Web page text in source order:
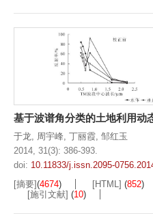
基于波谱角分类的土地利用动
于龙 周宇峰 丁丽霞 邹红玉
2014, 31(3): 386-393.
doi: 10.11833/j.issn.2095-
[摘要](4674) [HTML] (852)
[施引文献] (10)